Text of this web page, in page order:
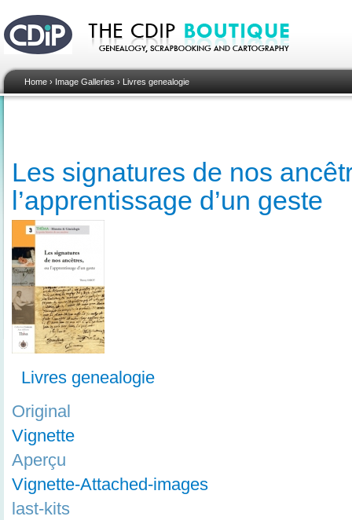
Home › Image Galleries › Livres genealogie
Les signatures de nos
l’apprentissage d’un geste
Livres genealogie
Original
Vignette
Aperçu
Vignette-Attached-images
last-kits